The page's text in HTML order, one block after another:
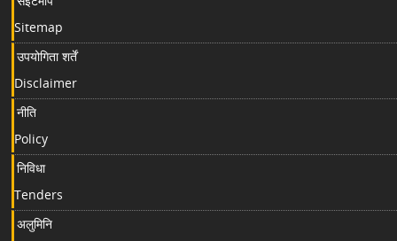
Sitemap
उपयोगिता शर्तें
Disclaimer
नीति
Policy
निविधा
Tenders
अलुमिनि